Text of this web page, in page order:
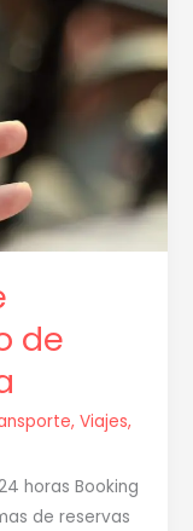
de
, Viajes,
horas Booking
de reservas